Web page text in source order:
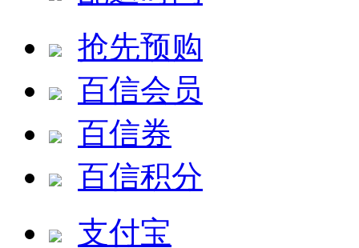
抢先预购
百信会员
百信券
百信积分
支付宝